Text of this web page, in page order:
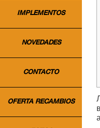
IMPLEMENTOS
NOVEDADES
CONTACTO
OFERTA RECAMBIOS